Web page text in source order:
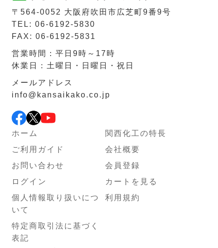
〒564-0052 ⼤阪府吹⽥市広芝町9番9号
TEL: 06-6192-5830
FAX: 06-6192-5831
営業時間：平日9時～17時
休業日：土曜日・日曜日・祝日
メールアドレス
info@kansaikako.co.jp
ホーム
関西化工の特長
ご利用ガイド
会社概要
お問い合わせ
会員登録
ログイン
カートを見る
個人情報取り扱いにつ
いて
利用規約
特定商取引法に基づく
表記